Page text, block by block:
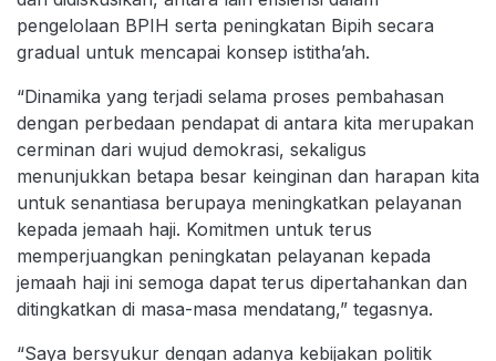
pengelolaan BPIH serta peningkatan Bipih secara
gradual untuk mencapai konsep istitha’ah.
“Dinamika yang terjadi selama proses pembahasan
dengan perbedaan pendapat di antara kita merupakan
cerminan dari wujud demokrasi, sekaligus
menunjukkan betapa besar keinginan dan harapan kita
untuk senantiasa berupaya meningkatkan pelayanan
kepada jemaah haji. Komitmen untuk terus
memperjuangkan peningkatan pelayanan kepada
jemaah haji ini semoga dapat terus dipertahankan dan
ditingkatkan di masa-masa mendatang,” tegasnya.
“Saya bersyukur dengan adanya kebijakan politik